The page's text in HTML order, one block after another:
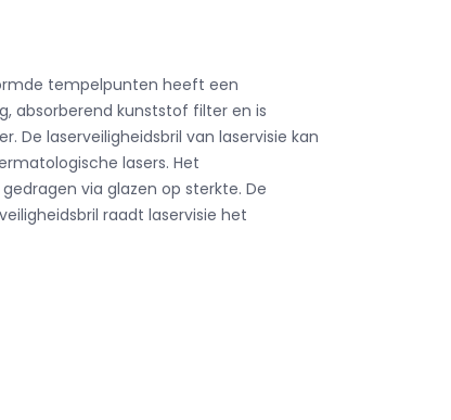
tempelpunten heeft een
absorberend kunststof filter en is
De laserveiligheidsbril van laservisie kan
lasers. Het
via glazen op sterkte. De
raadt laservisie het